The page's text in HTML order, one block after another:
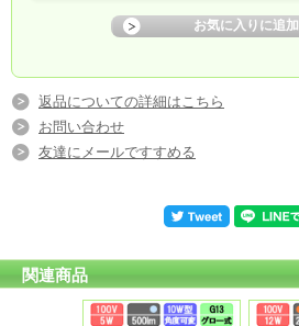
返品についての詳細はこちら
お問い合わせ
友達にメールですすめる
関連商品